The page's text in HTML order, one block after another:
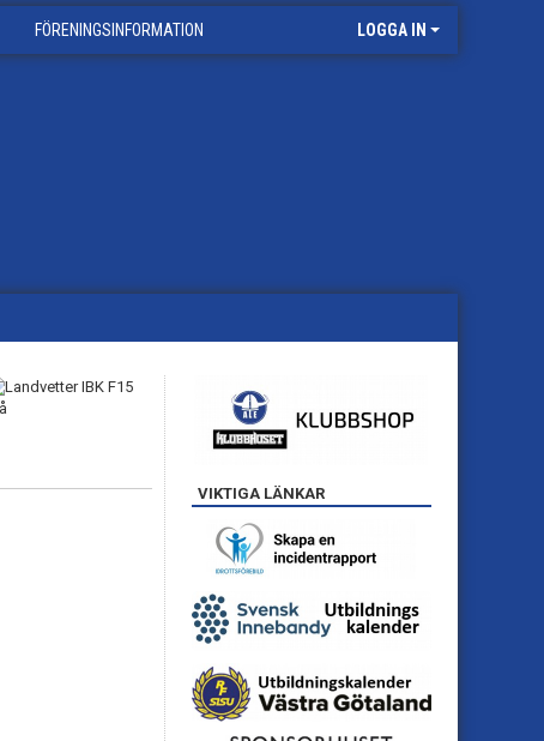
FÖRENINGSINFORMATION LOGGA IN
VIKTIGA LÄNKAR